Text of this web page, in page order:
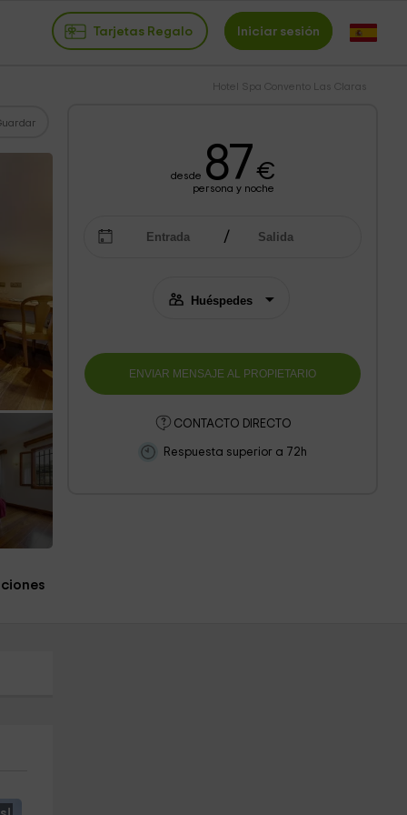
Tarjetas Regalo Iniciar sesión
Hotel Spa Convento Las Claras
desde 87€
persona y noche
CONTACTO DIRECTO
Respuesta superior a 72h